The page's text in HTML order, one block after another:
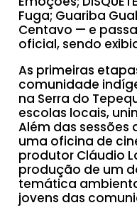
Fuga; Guariba
Centavo — e
oficial, sendo
As primeiras
comunidade
na Serra do
escolas locais,
Além das sessões
uma oficina de
produtor Cláudio
produção de um
temática
jovens das